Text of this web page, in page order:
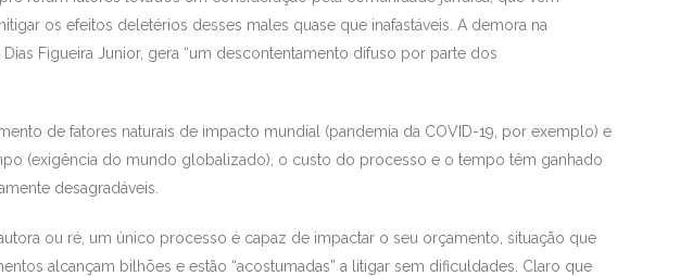
os efeitos deletérios desses males quase que inafastáveis. A demora na
Figueira Junior, gera “um descontentamento difuso por parte dos
de fatores naturais de impacto mundial (pandemia da COVID-19, por exemplo) e
(exigência do mundo globalizado), o custo do processo e o tempo têm ganhado
desagradáveis.
autora ou ré, um único processo é capaz de impactar o seu orçamento, situação que
alcançam bilhões e estão “acostumadas” a litigar sem dificuldades. Claro que